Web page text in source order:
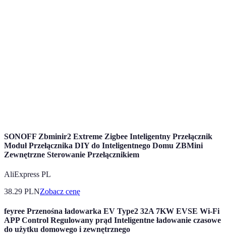
SONOFF Zbminir2 Extreme Zigbee Inteligentny Przełącznik
Moduł Przełącznika DIY do Inteligentnego Domu ZBMini
Zewnętrzne Sterowanie Przełącznikiem
AliExpress PL
38.29 PLNZobacz cenę
feyree Przenośna ładowarka EV Type2 32A 7KW EVSE Wi-Fi
APP Control Regulowany prąd Inteligentne ładowanie czasowe
do użytku domowego i zewnętrznego